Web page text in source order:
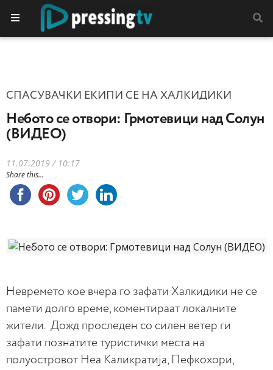
СПАСУВАЧКИ ЕКИПИ СЕ НА ХАЛКИДИКИ
Небото се отвори: Грмотевици над Солун
(ВИДЕО)
11.07.2019 / 10:17
Share this...
Невремето кое вчера го зафати Халкидики не се
памети долго време, коментираат локалните
жители. Дожд проследен со силен ветер ги
зафати познатите туристички места на
полуостровот Неа Каликратија, Пефкохори,